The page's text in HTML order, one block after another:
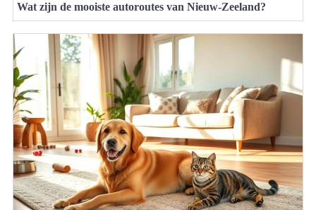
Wat zijn de mooiste autoroutes van Nieuw-Zeeland?